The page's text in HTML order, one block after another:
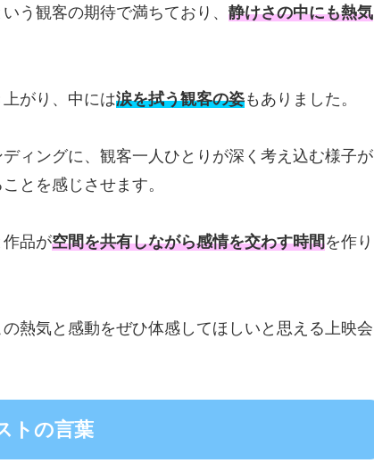
う観客の期待で満ちており、 静けさの中にも熱気
がり、中には涙を拭う観客の姿もありました。
ィングに、観客一人ひとりが深く考え込む様子が
とを感じさせます。
品が空間を共有しながら感情を交わす時間を作り
熱気と感動をぜひ体感してほしいと思える上映会
トの言葉